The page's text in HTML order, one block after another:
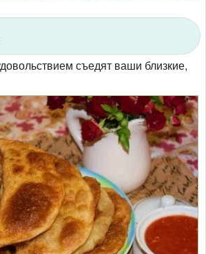
съедят ваши близкие,